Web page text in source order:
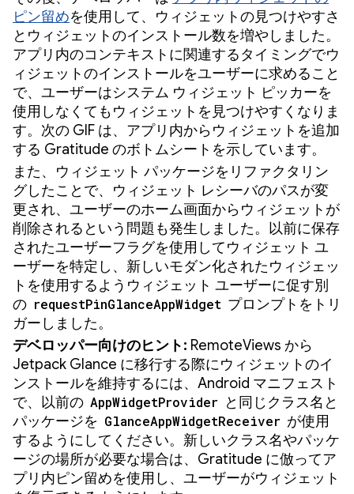
ピン留めを使用して、ウィジェットの見つけやすさ
とウィジェットのインストール数を増やしました。
アプリ内のコンテキストに関連するタイミングでウ
ィジェットのインストールをユーザーに求めること
で、ユーザーはシステム ウィジェット ピッカーを
使用しなくてもウィジェットを見つけやすくなりま
す。次の GIF は、アプリ内からウィジェットを追加
する Gratitude のボトムシートを示しています。
また、ウィジェット パッケージをリファクタリン
グしたことで、ウィジェット レシーバのパスが変
更され、ユーザーのホーム画面からウィジェットが
削除されるという問題も発生しました。以前に保存
されたユーザーフラグを使用してウィジェット ユ
ーザーを特定し、新しいモダン化されたウィジェッ
トを使用するようウィジェット ユーザーに促す別
の requestPinGlanceAppWidget プロンプトをトリ
ガーしました。
デベロッパー向けのヒント: RemoteViews から
Jetpack Glance に移行する際にウィジェットのイ
ンストールを維持するには、Android マニフェスト
で、以前の AppWidgetProvider と同じクラス名と
パッケージを GlanceAppWidgetReceiver が使用
するようにしてください。新しいクラス名やパッケ
ージの場所が必要な場合は、Gratitude に倣ってア
プリ内ピン留めを使用し、ユーザーがウィジェット